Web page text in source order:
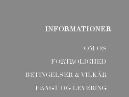
INFORMATIONER
OM OS
FORTROLIGHED
BETINGELSER & VILKÅR
FRAGT OG LEVERING